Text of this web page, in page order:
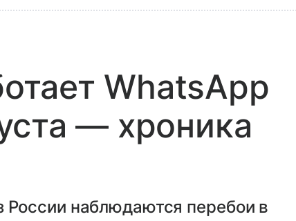
WhatsApp
— хроника
России наблюдаются перебои в